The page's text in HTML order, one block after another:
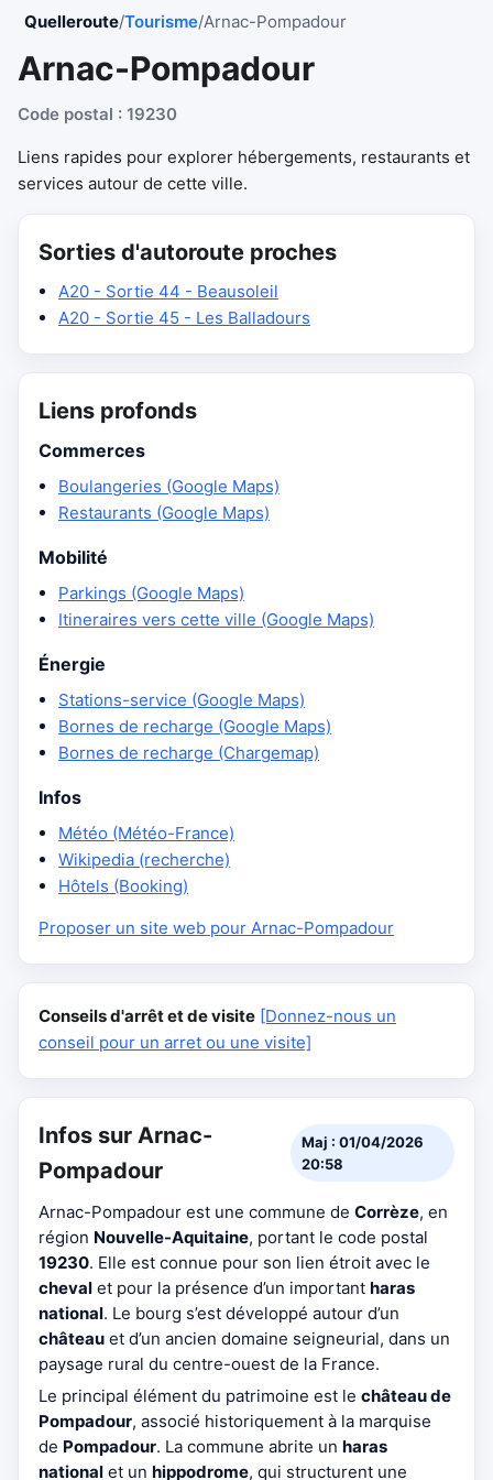
Quelleroute/Tourisme/Arnac-Pompadour
Arnac-Pompadour
Code postal : 19230
Liens rapides pour explorer hébergements, restaurants et
services autour de cette ville.
Sorties d'autoroute proches
A20 - Sortie 44 - Beausoleil
A20 - Sortie 45 - Les Balladours
Liens profonds
Commerces
Boulangeries (Google Maps)
Restaurants (Google Maps)
Mobilité
Parkings (Google Maps)
Itineraires vers cette ville (Google Maps)
Énergie
Stations-service (Google Maps)
Bornes de recharge (Google Maps)
Bornes de recharge (Chargemap)
Infos
Météo (Météo-France)
Wikipedia (recherche)
Hôtels (Booking)
Proposer un site web pour Arnac-Pompadour
Conseils d'arrêt et de visite [Donnez-nous un
conseil pour un arret ou une visite]
Infos sur Arnac-
Pompadour
Maj : 01/04/2026
20:58
Arnac-Pompadour est une commune de Corrèze, en
région Nouvelle-Aquitaine, portant le code postal
19230. Elle est connue pour son lien étroit avec le
cheval et pour la présence d’un important haras
national. Le bourg s’est développé autour d’un
château et d’un ancien domaine seigneurial, dans un
paysage rural du centre-ouest de la France.
Le principal élément du patrimoine est le château de
Pompadour, associé historiquement à la marquise
de Pompadour. La commune abrite un haras
national et un hippodrome, qui structurent une